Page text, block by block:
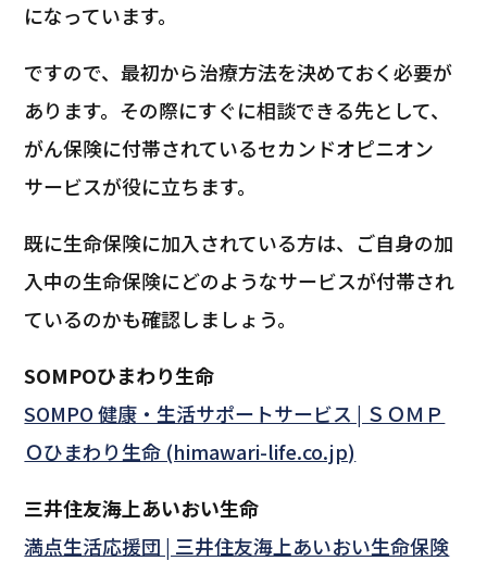
になっています。
ですので、最初から治療方法を決めておく必要が
あります。その際にすぐに相談できる先として、
がん保険に付帯されているセカンドオピニオン
サービスが役に立ちます。
既に生命保険に加入されている方は、ご自身の加
入中の生命保険にどのようなサービスが付帯され
ているのかも確認しましょう。
SOMPOひまわり生命
SOMPO 健康・生活サポートサービス | ＳＯＭＰ
Ｏひまわり生命 (himawari-life.co.jp)
三井住友海上あいおい生命
満点生活応援団 | 三井住友海上あいおい生命保険